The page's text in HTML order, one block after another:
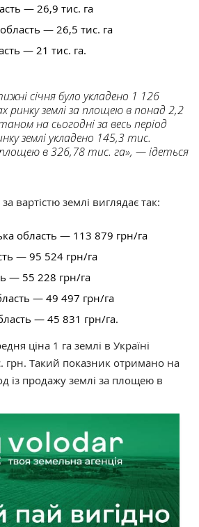
— 26,9 тис. га
— 26,5 тис. га
— 21 тис. га.
січня було укладено 1 126
ринку землі за площею в понад 2,2
на сьогодні за весь період
землі укладено 145,3 тис.
площею в 326,78 тис. га», — ідеться
вартістю землі виглядає так:
область — 113 879 грн/га
— 95 524 грн/га
— 55 228 грн/га
— 49 497 грн/га
— 45 831 грн/га.
ціна 1 га землі в Україні
грн. Такий показник отримано на
із продажу землі за площею в